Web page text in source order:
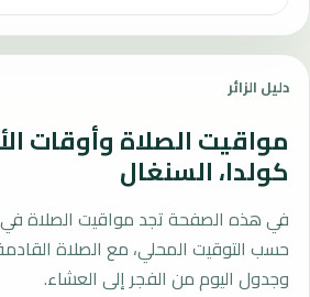
دليل الزائر
مواقيت الصلاة وأوقات
كولدا، السنغال
في هذه الصفحة تجد مواقيت الصلاة في
وجدول اليوم من الفجر إلى العشاء.